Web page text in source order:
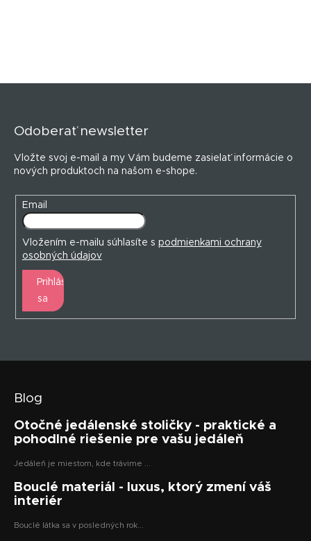
Odoberať newsletter
Vložte svoj e-mail a my Vám budeme zasielať informácie o
nových produktoch na našom e-shope.
Email
Vložením e-mailu súhlasíte s podmienkami ochrany
osobných údajov
Prihlásiť
sa
Blog
Otočné jedálenské stoličky - praktické a
pohodlné riešenie pre vašu jedáleň
Jedáleň je miestom, kde trávime ...
Bouclé materiál - luxus, ktorý zmení váš
interiér
Bouclé látka sa v posledných rok...